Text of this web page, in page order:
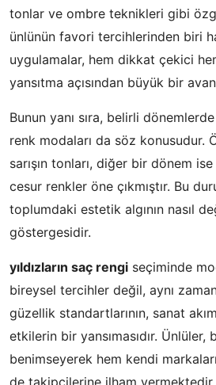
tonlar ve ombre teknikleri gibi
ünlünün favori tercihlerinden biri
uygulamalar, hem dikkat çekici
yansıtma açısından büyük bir
Bunun yanı sıra, belirli
renk modaları da söz konusudur.
sarışın tonları, diğer bir dönem
cesur renkler öne çıkmıştır. Bu
toplumdaki estetik algının nasıl
göstergesidir.
yıldızların saç rengi seçiminde
bireysel tercihler değil, aynı
güzellik standartlarının, sanat
etkilerin bir yansımasıdır. Ünlüler,
benimseyerek hem kendi